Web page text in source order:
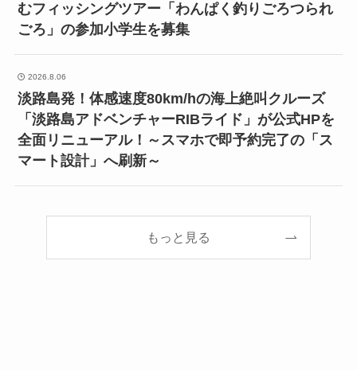
むフィッシングツアー「わんぱく釣りごろつられ
ごろ」の参加小学生を募集
2026.8.06
淡路島発！体感速度80km/hの海上絶叫クルーズ
「淡路島アドベンチャーRIBライド」が公式HPを
全面リニューアル！～スマホで即予約完了の「ス
マート設計」へ刷新～
もっと見る